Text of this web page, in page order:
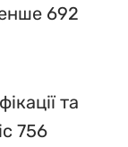
692
та
756